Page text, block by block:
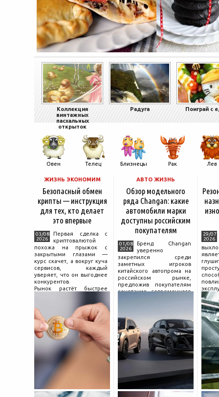
Коллекция
винтажных
пасхальных
открыток
Радуга Поиграй с
Овен Телец Близнецы Рак Лев
ЖИЗНЬ ЭКОНОМИМ
Безопасный обмен
крипты — инструкция
для тех, кто делает
это впервые
03/08
2026
Первая сделка с
криптовалютой
похожа на прыжок с
закрытыми глазами —
курс скачет, а вокруг куча
сервисов, каждый
уверяет, что он выгоднее
конкурентов.
Рынок растёт быстрее
поведения на нём.
Петербургские
криптообменники,
московские
АВТО ЖИЗНЬ
Обзор модельного
ряда Changan: какие
автомобили марки
доступны российским
покупателям
01/08
2026
Бренд Changan
уверенно
закрепился среди
заметных игроков
китайского автопрома на
российском рынке,
предложив покупателям
сочетание современного
насчитывает несколько
десятилетий
29/07
2026
и